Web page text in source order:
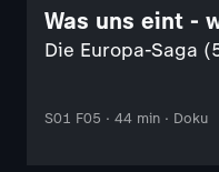
Was uns eint -
Die Europa-Saga
S01 F05 · 44 min · Doku